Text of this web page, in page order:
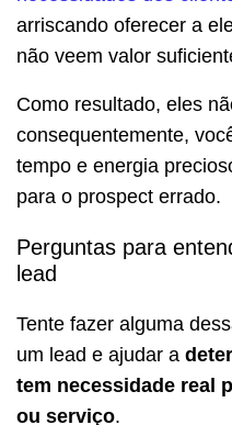
arriscando oferecer a
não veem valor
Como resultado, eles
consequentemente,
tempo e energia
para o prospect errado.
Perguntas para
lead
Tente fazer alguma
um lead e ajudar a
tem necessidade real
ou serviço.